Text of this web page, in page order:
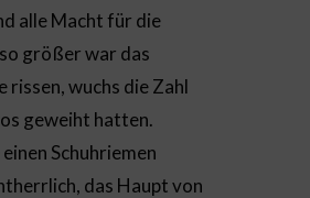
alle Macht für die
größer war das
wuchs die Zahl
geweiht hatten.
Schuhriemen
das Haupt von